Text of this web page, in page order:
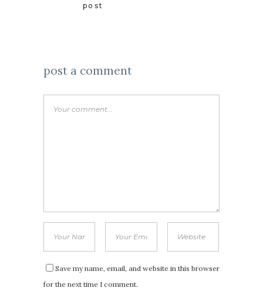
post
post a comment
Save my name, email, and website in this browser
for the next time I comment.